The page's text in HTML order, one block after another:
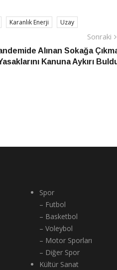
Karanlık Enerji Uzay
Sonraki
Alınan Sokağa
Kanuna Aykırı
Spor
– Futbol
– Basketbol
– Voleybol
– Motor Sporları
– Diğer Spor
Kültür Sanat